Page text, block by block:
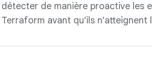
détecter de manière proactive les
Terraform avant qu'ils n'atteignent